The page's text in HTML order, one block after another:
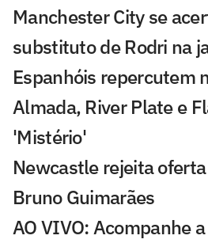
Manchester City se
substituto de Rodri na
Espanhóis repercutem
Almada, River Plate e
'Mistério'
Newcastle rejeita
Bruno Guimarães
AO VIVO: Acompanhe